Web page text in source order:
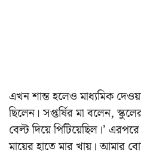
এখন শান্ত হলেও মাধ্যমিক
ছিলেন। সপ্তর্ষির মা বলেন,
বেল্ট দিয়ে পিটিয়েছিল।’
মায়ের হাতে মার খায়। আমার